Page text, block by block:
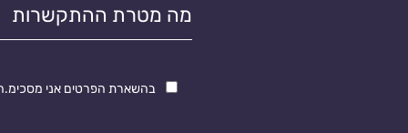
התקשרות
בהשארת הפרטים אני מסכימ.ה